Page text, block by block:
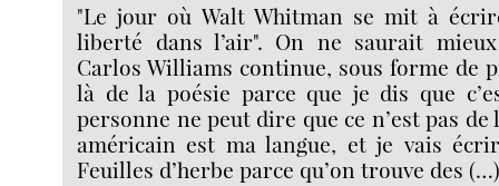
"Le jour où Walt Whitman se mit à
liberté dans l’air". On ne saurait
Carlos Williams continue, sous forme de
là de la poésie parce que je dis que
personne ne peut dire que ce n’est pas de
américain est ma langue, et je vais
Feuilles d’herbe parce qu’on trouve des